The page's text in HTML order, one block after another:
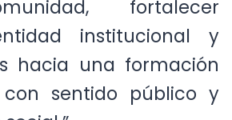
fortalecer
institucional y
hacia una formación
sentido público y